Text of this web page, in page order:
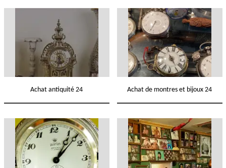
Achat antiquité 24 Achat de montres et bijoux 24